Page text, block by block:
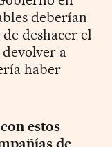
deberían
deshacer el
a
haber
estos
de